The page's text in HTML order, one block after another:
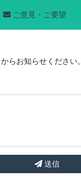
ご意見・ご要望
らお知らせください。
送信